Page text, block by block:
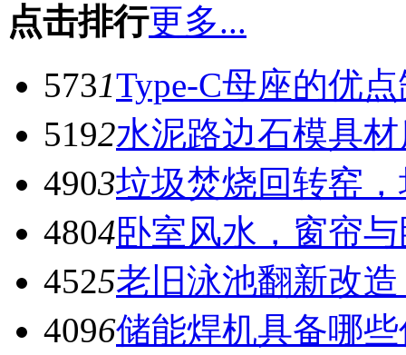
点击排行更多...
5731Type-C母座的优
5192水泥路边石模具
4903垃圾焚烧回转窑
4804卧室风水，窗帘
4525老旧泳池翻新改
4096储能焊机具备哪